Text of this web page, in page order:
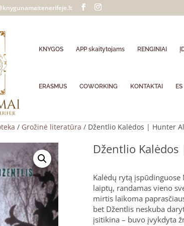
KNYGOS APP skaitytojams RENGINIAI
ERASMUS COWORKING KONTAKTAI ES
/ Grožinė literatūra / Džentlio Kalėdos | Hunter
Džentlio
Kalėdų rytą
laiptų, randamas vieno
mirtis laikoma
bet Džentlis neskuba
įsitikina – buvo įvykdyta